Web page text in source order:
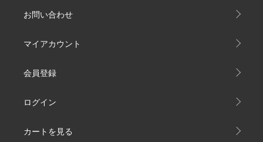
お問い合わせ
マイアカウント
会員登録
ログイン
カートを見る